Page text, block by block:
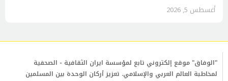
أغسطس 5, 2026
"الوفاق" موقع إلكتروني تابع لمؤسسة ايران الثقافية - الصحفية
لمخاطبة العالم العربي والإسلامي. تعزيز أركان الوحدة بين المسلمين